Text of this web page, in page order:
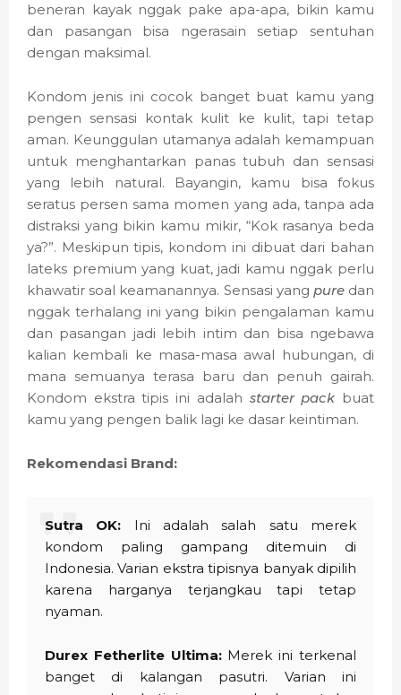
beneran kayak nggak pake apa-apa, bikin kamu
dan pasangan bisa ngerasain setiap sentuhan
dengan maksimal.
Kondom jenis ini cocok banget buat kamu yang
pengen sensasi kontak kulit ke kulit, tapi tetap
aman. Keunggulan utamanya adalah kemampuan
untuk menghantarkan panas tubuh dan sensasi
yang lebih natural. Bayangin, kamu bisa fokus
seratus persen sama momen yang ada, tanpa ada
distraksi yang bikin kamu mikir, “Kok rasanya beda
ya?”. Meskipun tipis, kondom ini dibuat dari bahan
lateks premium yang kuat, jadi kamu nggak perlu
khawatir soal keamanannya. Sensasi yang puredan
nggak terhalang ini yang bikin pengalaman kamu
dan pasangan jadi lebih intim dan bisa ngebawa
kalian kembali ke masa-masa awal hubungan, di
mana semuanya terasa baru dan penuh gairah.
Kondom ekstra tipis ini adalah starter pack buat
kamu yang pengen balik lagi ke dasar keintiman.
Rekomendasi Brand:
Sutra OK: Ini adalah salah satu merek
kondom paling gampang ditemuin di
Indonesia. Varian ekstra tipisnya banyak dipilih
karena harganya terjangkau tapi tetap
nyaman.
Durex Fetherlite Ultima:Merek ini terkenal
banget di kalangan pasutri. Varian ini